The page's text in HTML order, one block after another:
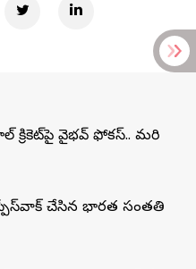
క్రికెట్‌పై వైభవ్ ఫోకస్.. మరి
చేసిన భారత సంతతి